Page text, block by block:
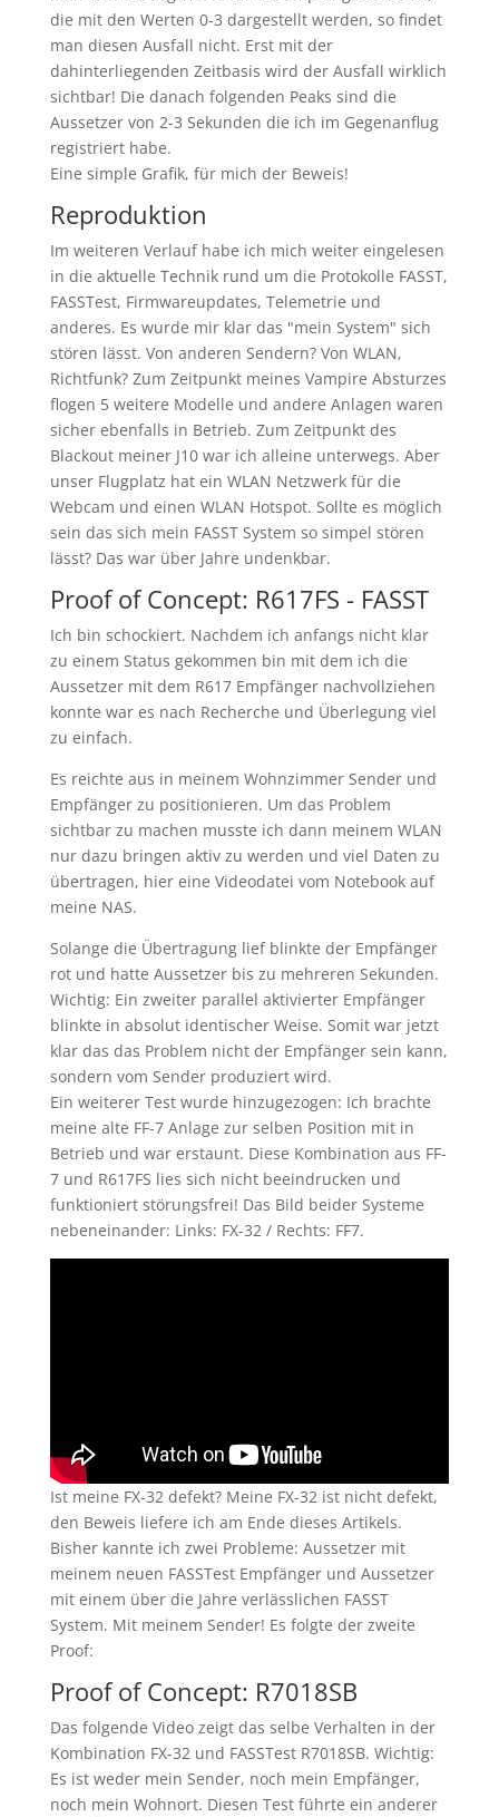
die mit den Werten 0-3 dargestellt werden, so findet
man diesen Ausfall nicht. Erst mit der
dahinterliegenden Zeitbasis wird der Ausfall wirklich
sichtbar! Die danach folgenden Peaks sind die
Aussetzer von 2-3 Sekunden die ich im Gegenanflug
registriert habe.
Eine simple Grafik, für mich der Beweis!
Reproduktion
Im weiteren Verlauf habe ich mich weiter eingelesen
in die aktuelle Technik rund um die Protokolle FASST,
FASSTest, Firmwareupdates, Telemetrie und
anderes. Es wurde mir klar das "mein System" sich
stören lässt. Von anderen Sendern? Von WLAN,
Richtfunk? Zum Zeitpunkt meines Vampire Absturzes
flogen 5 weitere Modelle und andere Anlagen waren
sicher ebenfalls in Betrieb. Zum Zeitpunkt des
Blackout meiner J10 war ich alleine unterwegs. Aber
unser Flugplatz hat ein WLAN Netzwerk für die
Webcam und einen WLAN Hotspot. Sollte es möglich
sein das sich mein FASST System so simpel stören
lässt? Das war über Jahre undenkbar.
Proof of Concept: R617FS - FASST
Ich bin schockiert. Nachdem ich anfangs nicht klar
zu einem Status gekommen bin mit dem ich die
Aussetzer mit dem R617 Empfänger nachvollziehen
konnte war es nach Recherche und Überlegung viel
zu einfach.
Es reichte aus in meinem Wohnzimmer Sender und
Empfänger zu positionieren. Um das Problem
sichtbar zu machen musste ich dann meinem WLAN
nur dazu bringen aktiv zu werden und viel Daten zu
übertragen, hier eine Videodatei vom Notebook auf
meine NAS.
Solange die Übertragung lief blinkte der Empfänger
rot und hatte Aussetzer bis zu mehreren Sekunden.
Wichtig: Ein zweiter parallel aktivierter Empfänger
blinkte in absolut identischer Weise. Somit war jetzt
klar das das Problem nicht der Empfänger sein kann,
sondern vom Sender produziert wird.
Ein weiterer Test wurde hinzugezogen: Ich brachte
meine alte FF-7 Anlage zur selben Position mit in
Betrieb und war erstaunt. Diese Kombination aus FF-
7 und R617FS lies sich nicht beeindrucken und
funktioniert störungsfrei! Das Bild beider Systeme
nebeneinander: Links: FX-32 / Rechts: FF7.
Ist meine FX-32 defekt? Meine FX-32 ist nicht defekt,
den Beweis liefere ich am Ende dieses Artikels.
Bisher kannte ich zwei Probleme: Aussetzer mit
meinem neuen FASSTest Empfänger und Aussetzer
mit einem über die Jahre verlässlichen FASST
System. Mit meinem Sender! Es folgte der zweite
Proof:
Proof of Concept: R7018SB
Das folgende Video zeigt das selbe Verhalten in der
Kombination FX-32 und FASSTest R7018SB. Wichtig:
Es ist weder mein Sender, noch mein Empfänger,
noch mein Wohnort. Diesen Test führte ein anderer